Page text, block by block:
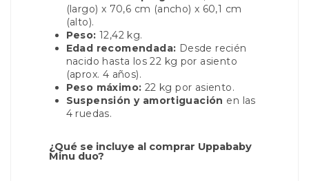
(largo) x 70,6 cm (ancho) x 60,1 cm
(alto).
Peso: 12,42 kg.
Edad recomendada: Desde recién
nacido hasta los 22 kg por asiento
(aprox. 4 años).
Peso máximo: 22 kg por asiento.
Suspensión y amortiguación en las
4 ruedas.
¿Qué se incluye al comprar Uppababy
Minu duo?